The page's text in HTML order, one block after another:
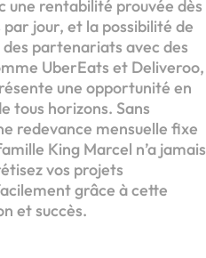
une rentabilité prouvée dès
jour, et la possibilité de
partenariats avec des
UberEats et Deliveroo,
une opportunité en
tous horizons. Sans
redevance mensuelle fixe
King Marcel n’a jamais
vos projets
grâce à cette
et succès.